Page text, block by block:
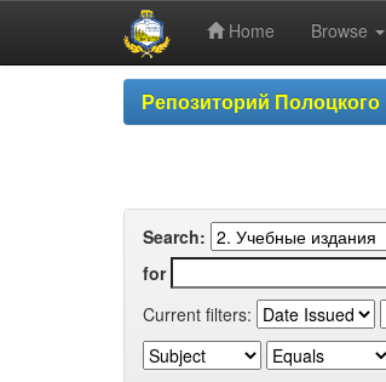
Home Browse
Репозиторий
Search:
for
Current filters: